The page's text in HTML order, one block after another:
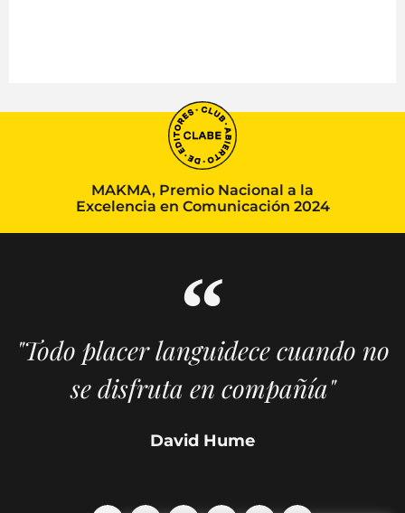
MAKMA, Premio Nacional a la
Excelencia en Comunicación 2024
"Todo placer languidece cuando no
se disfruta en compañía"
David Hume